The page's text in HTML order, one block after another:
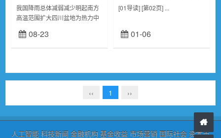
我国降雨总体减弱减少明起南方
高温范围扩大四川盆地为热力中
08-23
[01导读] [第02页] ...
01-06
‹‹ 1 ››
人工智能 科技新闻 金融机构 基金收益 市场营销 国际社会 资本市